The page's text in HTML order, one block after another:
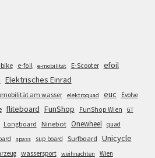
e-foil e-mobilität E-Scooter efoil
Elektrisches Einrad
am wasser elektroquad euc
Evolve
fliteboard FunShop FunShop Wien GT
Longboard Ninebot Onewheel quad
spass sup board Surfboard Unicycle
wassersport weihnachten
Wien